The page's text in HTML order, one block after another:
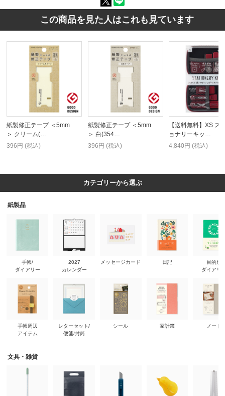
この商品を見た人はこれも見ています
紙製修正テープ ＜5mm
＞ クリーム(…
396円 (税込)
紙製修正テープ ＜5mm
＞ 白(354…
396円 (税込)
【送料無料】XS ス
ョナリーキッ…
4,840円 (税込)
カテゴリーから選ぶ
紙製品
手帳/
ダイアリー
手帳周辺
アイテム
2027
カレンダー
レターセット/
便箋/封筒
メッセージカード
シール
日記
家計簿
目的別
ダイアリ
ノート
文具・雑貨